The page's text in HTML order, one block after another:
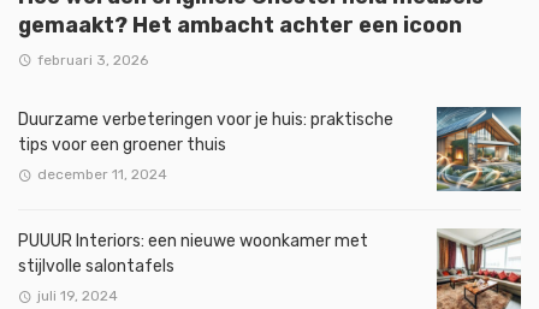
gemaakt? Het ambacht achter een icoon
februari 3, 2026
Duurzame verbeteringen voor je huis: praktische
tips voor een groener thuis
december 11, 2024
PUUUR Interiors: een nieuwe woonkamer met
stijlvolle salontafels
juli 19, 2024